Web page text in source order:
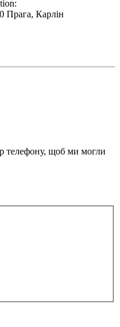
Прага, Карлін
телефону, щоб ми могли